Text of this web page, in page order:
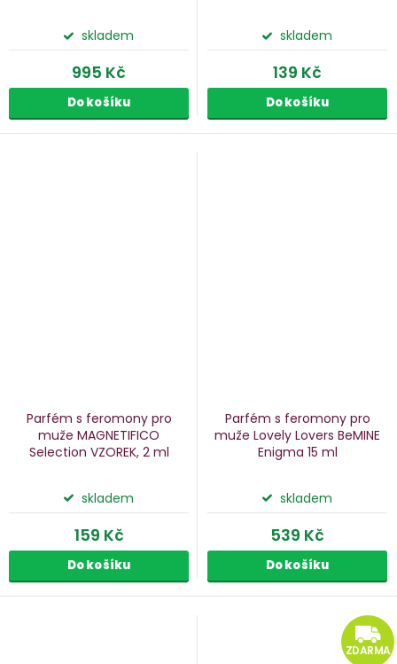
skladem
995 Kč
Do košíku
skladem
139 Kč
Do košíku
Parfém s feromony pro
muže MAGNETIFICO
Selection VZOREK, 2 ml
skladem
159 Kč
Do košíku
Parfém s feromony pro
muže Lovely Lovers BeMINE
Enigma 15 ml
skladem
539 Kč
Do košíku
ZDARMA